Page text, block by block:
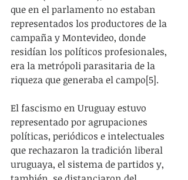
que en el parlamento no estaban
representados los productores de la
campaña y Montevideo, donde
residían los políticos profesionales,
era la metrópoli parasitaria de la
riqueza que generaba el campo[5].
El fascismo en Uruguay estuvo
representado por agrupaciones
políticas, periódicos e intelectuales
que rechazaron la tradición liberal
uruguaya, el sistema de partidos y,